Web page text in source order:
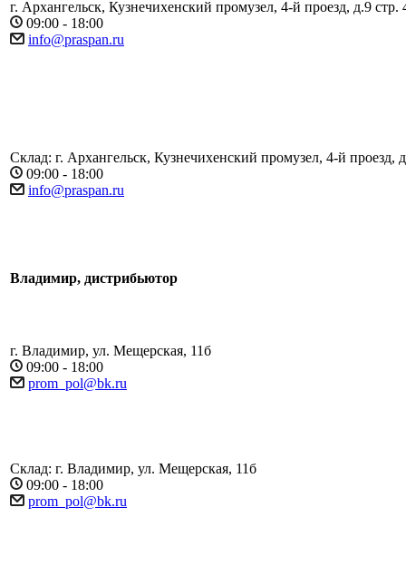
г. Архангельск, Кузнечихенский промузел, 4-й проезд, д.9 стр.
09:00 - 18:00
info@praspan.ru
Склад: г. Архангельск, Кузнечихенский промузел, 4-й проезд,
09:00 - 18:00
info@praspan.ru
Владимир, дистрибьютор
г. Владимир, ул. Мещерская, 11б
09:00 - 18:00
prom_pol@bk.ru
Склад: г. Владимир, ул. Мещерская, 11б
09:00 - 18:00
prom_pol@bk.ru